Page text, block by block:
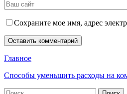
Сохраните мое имя, адрес
Главное
Способы уменьшить расходы на